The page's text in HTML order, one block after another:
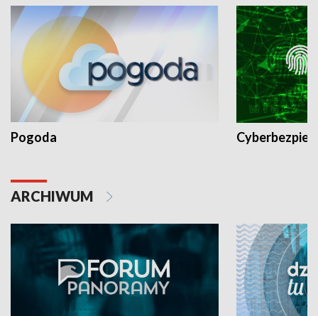
Pogoda
ARCHIWUM